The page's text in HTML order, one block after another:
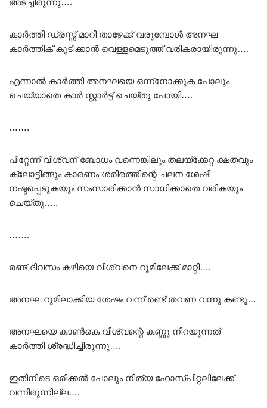
അടച്ചിരുന്നു….
കാർത്തി ഡ്രസ്സ് മാറി താഴേക്ക് വരുമ്പോൾ അനഘ
കാർത്തിക് കുടിക്കാൻ വെള്ളമെടുത്ത് വരികരായിരുന്നു….
എന്നാൽ കാർത്തി അനഘയെ ഒന്ന്നോക്കുക പോലും
ചെയ്യാതെ കാർ സ്റ്റാർട്ട് ചെയ്തു പോയി….
…….
പിറ്റേന്ന് വിശ്വന് ബോധം വന്നെങ്കിലും തലയ്ക്കേറ്റ ക്ഷതവും
ക്ലോട്ടിങ്ങും കാരണം ശരീരത്തിന്റെ ചലന ശേഷി
നഷ്ടപ്പെടുകയും സംസാരിക്കാൻ സാധിക്കാതെ വരികയും
ചെയ്തു…..
…….
രണ്ട് ദിവസം കഴിയെ വിശ്വനെ റൂമിലേക്ക് മാറ്റി….
അനഘ റൂമിലാക്കിയ ശേഷം വന്ന് രണ്ട് തവണ വന്നു കണ്ടു…
അനഘയെ കാൺകെ വിശ്വന്റെ കണ്ണു നിറയുന്നത്
കാർത്തി ശ്രദ്ധിച്ചിരുന്നു….
ഇതിനിടെ ഒരിക്കൽ പോലും നിത്യ ഹോസ്പിറ്റലിലേക്ക്
വന്നിരുന്നില്ല….